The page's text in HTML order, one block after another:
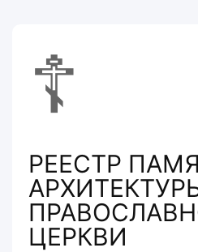
☦
РЕЕСТР
ЦЕРКВИ